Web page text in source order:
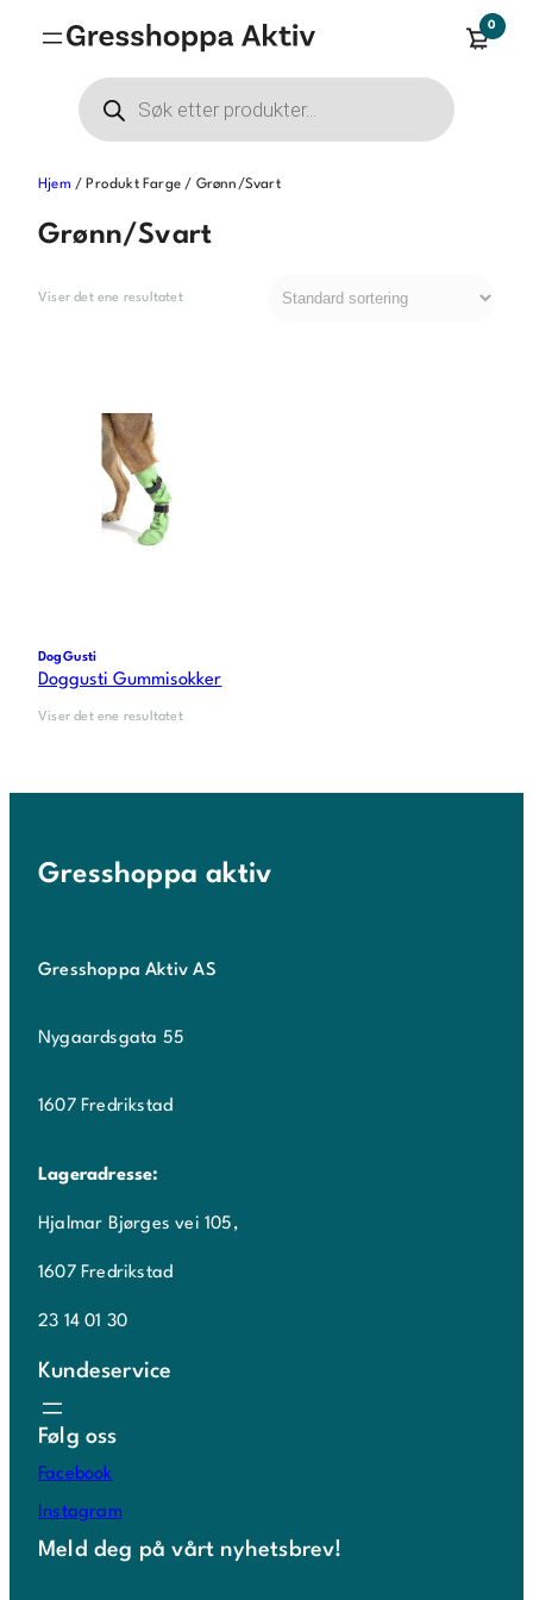
0
Products
search
Hjem / Produkt Farge / Grønn/Svart
Grønn/Svart
Viser det ene resultatet
DogGusti
Doggusti Gummisokker
Viser det ene resultatet
Gresshoppa aktiv
Gresshoppa Aktiv AS
Nygaardsgata 55
1607 Fredrikstad
Lageradresse:
Hjalmar Bjørges vei 105,
1607 Fredrikstad
23 14 01 30
Kundeservice
Følg oss
Facebook
Instagram
Meld deg på vårt nyhetsbrev!